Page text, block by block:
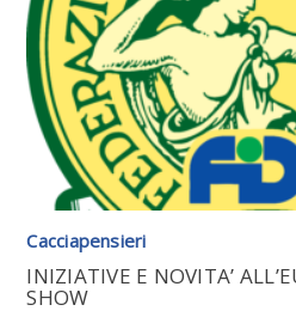
Leggi tutto
Cacciapensieri
INIZIATIVE E NOVITA’
SHOW